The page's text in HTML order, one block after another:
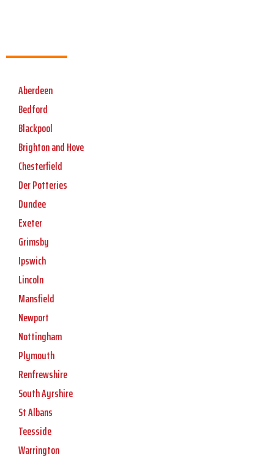
Aberdeen
Bedford
Blackpool
Brighton and Hove
Chesterfield
Der Potteries
Dundee
Exeter
Grimsby
Ipswich
Lincoln
Mansfield
Newport
Nottingham
Plymouth
Renfrewshire
South Ayrshire
St Albans
Teesside
Warrington